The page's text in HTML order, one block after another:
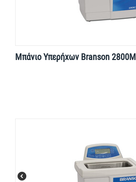
Μπάνιο Υπερήχων Branson